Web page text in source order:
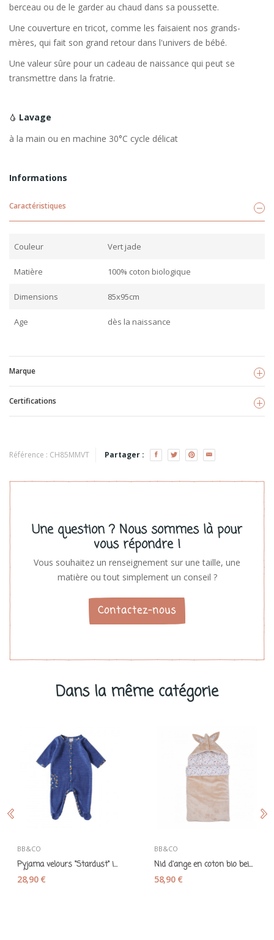
berceau ou de le garder au chaud dans sa poussette.
Une couverture en tricot, comme les faisaient nos grands-
mères, qui fait son grand retour dans l'univers de bébé.
Une valeur sûre pour un cadeau de naissance qui peut se
transmettre dans la fratrie.
Lavage
à la main ou en machine 30°C cycle délicat
Informations
Caractéristiques
Couleur Vert jade
Matière 100% coton biologique
Dimensions 85x95cm
Age dès la naissance
Marque
Voir les produits
Certifications
Référence : CH85MMVT Partager :
Une question ? Nous sommes là pour
vous répondre !
Vous souhaitez un renseignement sur une taille, une
matière ou tout simplement un conseil ?
Contactez-nous
Dans la même catégorie
BB&CO
Pyjama velours "Stardust" indigo/lagon/camel -...
28,90 €
BB&CO
Nid d'ange en coton bio beige 0-6 mois - BB&CO
58,90 €